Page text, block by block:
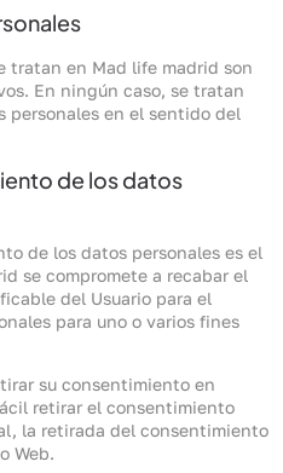
tratan en Mad life madrid son
En ningún caso, se tratan
personales en el sentido del
de los datos
de los datos personales es el
se compromete a recabar el
del Usuario para el
para uno o varios fines
su consentimiento en
retirar el consentimiento
la retirada del consentimiento
Web.